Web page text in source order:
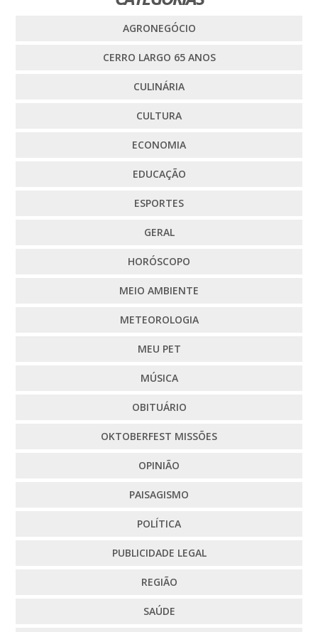
AGRONEGÓCIO
CERRO LARGO 65 ANOS
CULINÁRIA
CULTURA
ECONOMIA
EDUCAÇÃO
ESPORTES
GERAL
HORÓSCOPO
MEIO AMBIENTE
METEOROLOGIA
MEU PET
MÚSICA
OBITUÁRIO
OKTOBERFEST MISSÕES
OPINIÃO
PAISAGISMO
POLÍTICA
PUBLICIDADE LEGAL
REGIÃO
SAÚDE